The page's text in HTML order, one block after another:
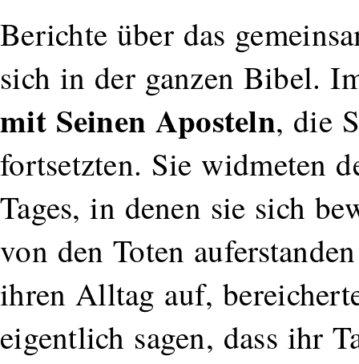
Berichte über das
sich in der ganzen Bibel.
mit Seinen Aposteln, die
fortsetzten. Sie widmeten
Tages, in denen sie sich
von den Toten
ihren Alltag auf,
eigentlich sagen, dass ihr